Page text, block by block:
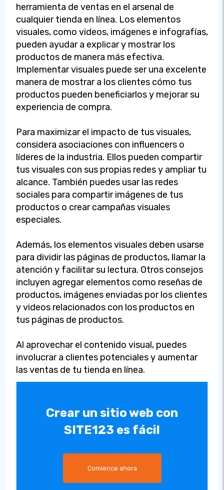
herramienta de ventas en el arsenal de
cualquier tienda en línea. Los elementos
visuales, como videos, imágenes e infografías,
pueden ayudar a explicar y mostrar los
productos de manera más efectiva.
Implementar visuales puede ser una excelente
manera de mostrar a los clientes cómo tus
productos pueden beneficiarlos y mejorar su
experiencia de compra.
Para maximizar el impacto de tus visuales,
considera asociaciones con influencers o
líderes de la industria. Ellos pueden compartir
tus visuales con sus propias redes y ampliar tu
alcance. También puedes usar las redes
sociales para compartir imágenes de tus
productos o crear campañas visuales
especiales.
Además, los elementos visuales deben usarse
para dividir las páginas de productos, llamar la
atención y facilitar su lectura. Otros consejos
incluyen agregar elementos como reseñas de
productos, imágenes enviadas por los clientes
y videos relacionados con los productos en
tus páginas de productos.
Al aprovechar el contenido visual, puedes
involucrar a clientes potenciales y aumentar
las ventas de tu tienda en línea.
Crear un sitio web con
SITE123 es fácil
Comience ahora